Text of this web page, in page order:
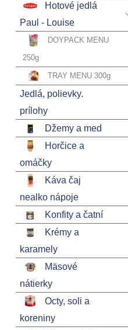
Hotové jedlá
Paul - Louise
DOYPACK MENU
250g
TRAY MENU 300g
Jedlá, polievky.
prílohy
Džemy a med
Horčice a
omáčky
Káva čaj
nealko nápoje
Konfity a čatní
Krémy a
karamely
Mäsové
nátierky
Octy, soli a
koreniny